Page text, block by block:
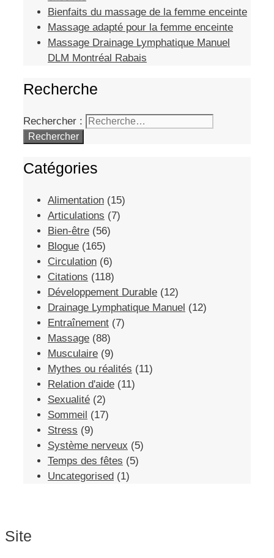
Bienfaits du massage de la femme enceinte
Massage adapté pour la femme enceinte
Massage Drainage Lymphatique Manuel
DLM Montréal Rabais
Recherche
Rechercher :
Catégories
Alimentation (15)
Articulations (7)
Bien-être (56)
Blogue (165)
Circulation (6)
Citations (118)
Développement Durable (12)
Drainage Lymphatique Manuel (12)
Entraînement (7)
Massage (88)
Musculaire (9)
Mythes ou réalités (11)
Relation d'aide (11)
Sexualité (2)
Sommeil (17)
Stress (9)
Système nerveux (5)
Temps des fêtes (5)
Uncategorised (1)
Site